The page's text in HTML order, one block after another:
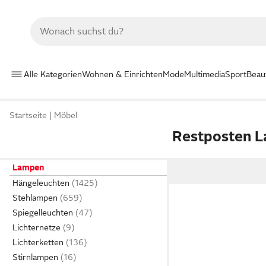
Alle KategorienWohnen & EinrichtenModeMultimediaSport
Startseite Möbel
Restposten
Lampen
Hängeleuchten
Stehlampen
Spiegelleuchten
Lichternetze
Lichterketten
Stirnlampen